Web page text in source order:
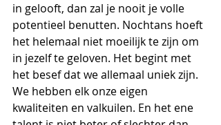
in gelooft, dan zal je nooit je volle
potentieel benutten. Nochtans hoeft
het helemaal niet moeilijk te zijn om
in jezelf te geloven. Het begint met
het besef dat we allemaal uniek zijn.
We hebben elk onze eigen
kwaliteiten en valkuilen. En het ene